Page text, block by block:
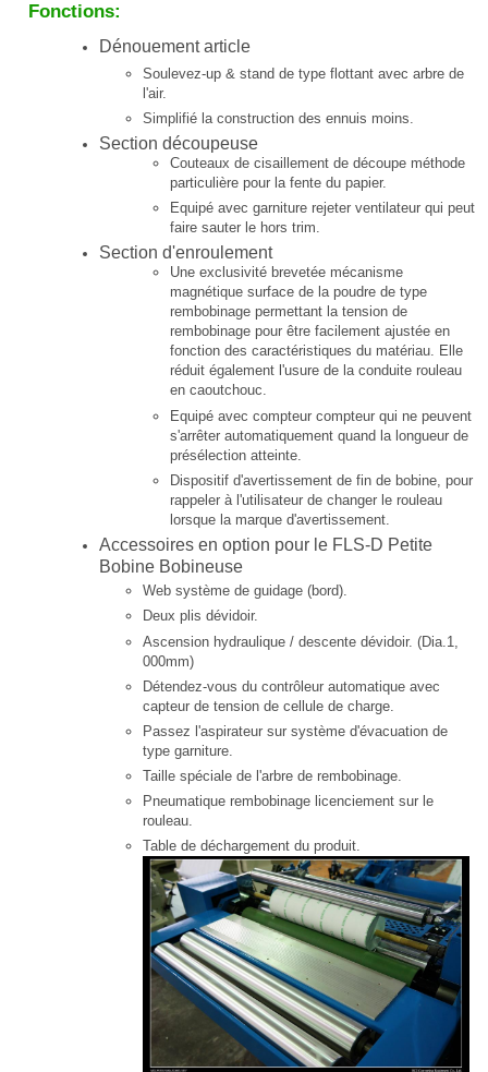
Fonctions:
Dénouement article
Soulevez-up & stand de type flottant avec arbre de
l'air.
Simplifié la construction des ennuis moins.
Section découpeuse
Couteaux de cisaillement de découpe méthode
particulière pour la fente du papier.
Equipé avec garniture rejeter ventilateur qui peut
faire sauter le hors trim.
Section d'enroulement
Une exclusivité brevetée mécanisme
magnétique surface de la poudre de type
rembobinage permettant la tension de
rembobinage pour être facilement ajustée en
fonction des caractéristiques du matériau. Elle
réduit également l'usure de la conduite rouleau
en caoutchouc.
Equipé avec compteur compteur qui ne peuvent
s'arrêter automatiquement quand la longueur de
présélection atteinte.
Dispositif d'avertissement de fin de bobine, pour
rappeler à l'utilisateur de changer le rouleau
lorsque la marque d'avertissement.
Accessoires en option pour le FLS-D Petite
Bobine Bobineuse
Web système de guidage (bord).
Deux plis dévidoir.
Ascension hydraulique / descente dévidoir. (Dia.1,
000mm)
Détendez-vous du contrôleur automatique avec
capteur de tension de cellule de charge.
Passez l'aspirateur sur système d'évacuation de
type garniture.
Taille spéciale de l'arbre de rembobinage.
Pneumatique rembobinage licenciement sur ​​le
rouleau.
Table de déchargement du produit.